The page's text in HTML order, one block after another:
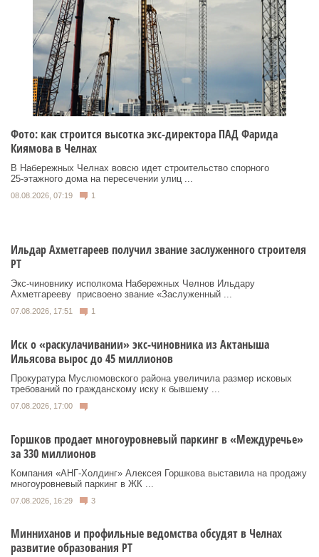
Фото: как строится высотка экс-директора ПАД Фарида
Киямова в Челнах
В Набережных Челнах вовсю идет строительство спорного
25‑этажного дома на пересечении улиц ...
08.08.2026, 07:19 1
Ильдар Ахметгареев получил звание заслуженного строителя
РТ
Экс‑чиновнику исполкома Набережных Челнов Ильдару
Ахметгарееву присвоено звание «Заслуженный ...
07.08.2026, 17:51 1
Иск о «раскулачивании» экс-чиновника из Актаныша
Ильясова вырос до 45 миллионов
Прокуратура Муслюмовского района увеличила размер исковых
требований по гражданскому иску к бывшему ...
07.08.2026, 17:00
Горшков продает многоуровневый паркинг в «Междуречье»
за 330 миллионов
Компания «АНГ-Холдинг» Алексея Горшкова выставила на продажу
многоуровневый паркинг в ЖК ...
07.08.2026, 16:29 3
Минниханов и профильные ведомства обсудят в Челнах
развитие образования РТ